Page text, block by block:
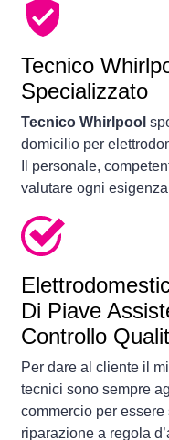
Tecnico
Specializzato
Tecnico Whirlpool
domicilio per
Il personale,
valutare ogni
Di Piave
Controllo
Per dare al cliente il
tecnici sono sempre
commercio per
riparazione a regola